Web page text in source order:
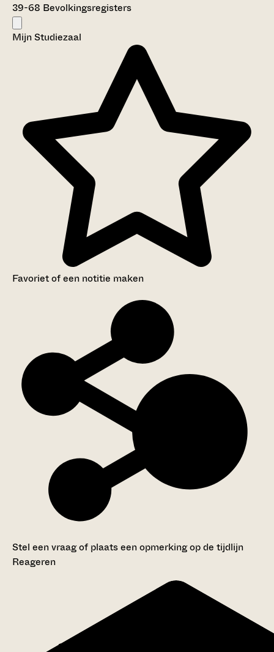
39-68 Bevolkingsregisters
Mijn Studiezaal
Favoriet of een notitie maken
Stel een vraag of plaats een opmerking op de tijdlijn
Reageren